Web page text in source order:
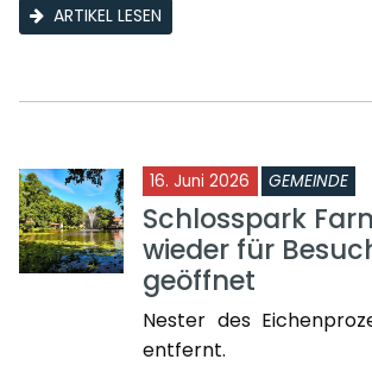
ARTIKEL LESEN
16. Juni 2026 GEMEINDE
Schlosspark
wieder für
geöffnet
Nester des
entfernt.